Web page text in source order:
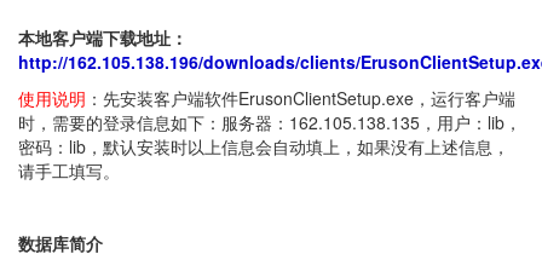
本地客户端下载地址：
http://162.105.138.196/downloads/clients/
使用说明 ：先安装客户端软件ErusonClientSetup.exe，运行客户端
时，需要的登录信息如下：服务器：162.105.138.135，用户：lib，
密码：lib，默认安装时以上信息会自动填上，如果没有上述信息，
请手工填写。
数据库简介